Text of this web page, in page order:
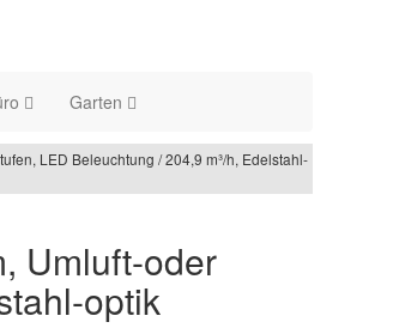
Garten
LED Beleuchtung / 204,9 m³/h, Edelstahl-
Umluft-oder
optik